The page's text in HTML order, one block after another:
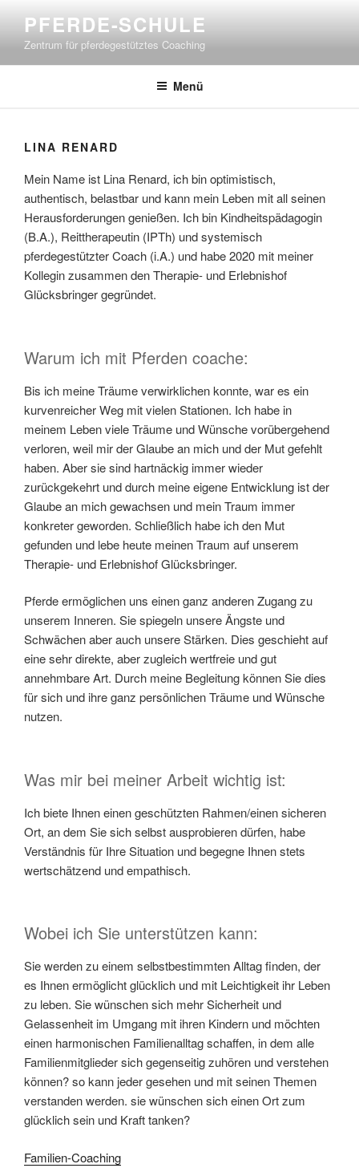
springen
PFERDE-SCHULE
Zentrum für pferdegestütztes Coaching
Menü
LINA RENARD
Mein Name ist Lina Renard, ich bin optimistisch,
authentisch, belastbar und kann mein Leben mit all seinen
Herausforderungen genießen. Ich bin Kindheitspädagogin
(B.A.), Reittherapeutin (IPTh) und systemisch
pferdegestützter Coach (i.A.) und habe 2020 mit meiner
Kollegin zusammen den Therapie- und Erlebnishof
Glücksbringer gegründet.
Warum ich mit Pferden coache:
Bis ich meine Träume verwirklichen konnte, war es ein
kurvenreicher Weg mit vielen Stationen. Ich habe in
meinem Leben viele Träume und Wünsche vorübergehend
verloren, weil mir der Glaube an mich und der Mut gefehlt
haben. Aber sie sind hartnäckig immer wieder
zurückgekehrt und durch meine eigene Entwicklung ist der
Glaube an mich gewachsen und mein Traum immer
konkreter geworden. Schließlich habe ich den Mut
gefunden und lebe heute meinen Traum auf unserem
Therapie- und Erlebnishof Glücksbringer.
Pferde ermöglichen uns einen ganz anderen Zugang zu
unserem Inneren. Sie spiegeln unsere Ängste und
Schwächen aber auch unsere Stärken. Dies geschieht auf
eine sehr direkte, aber zugleich wertfreie und gut
annehmbare Art. Durch meine Begleitung können Sie dies
für sich und ihre ganz persönlichen Träume und Wünsche
nutzen.
Was mir bei meiner Arbeit wichtig ist:
Ich biete Ihnen einen geschützten Rahmen/einen sicheren
Ort, an dem Sie sich selbst ausprobieren dürfen, habe
Verständnis für Ihre Situation und begegne Ihnen stets
wertschätzend und empathisch.
Wobei ich Sie unterstützen kann:
Sie werden zu einem selbstbestimmten Alltag finden, der
es Ihnen ermöglicht glücklich und mit Leichtigkeit ihr Leben
zu leben. Sie wünschen sich mehr Sicherheit und
Gelassenheit im Umgang mit ihren Kindern und möchten
einen harmonischen Familienalltag schaffen, in dem alle
Familienmitglieder sich gegenseitig zuhören und verstehen
können? so kann jeder gesehen und mit seinen Themen
verstanden werden. sie wünschen sich einen Ort zum
glücklich sein und Kraft tanken?
Familien-Coaching